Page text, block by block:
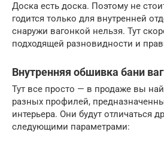
Доска есть доска. Поэтому не
годится только для внутренней
снаружи вагонкой нельзя. Тут
подходящей разновидности и
Внутренняя обшивка бани
Тут все просто — в продаже вы
разных профилей,
интерьера. Они будут отличаться
следующими параметрами: